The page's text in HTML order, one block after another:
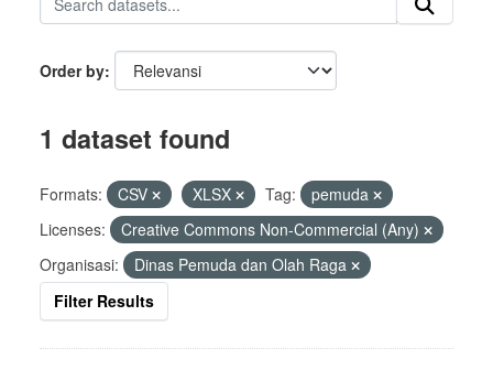
Order by
1 dataset found
Formats: CSV XLSX Tag:
pemuda
Licenses:
Creative Commons Non-Commercial (Any)
Organisasi:
Dinas Pemuda dan Olah Raga
Filter Results